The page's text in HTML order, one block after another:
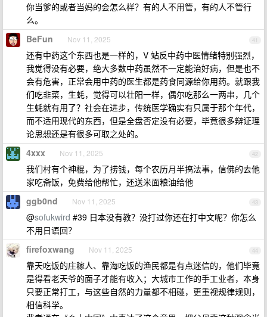
你当爹的或者当妈的会怎么样？有的人不用管，有的人不管行
么。
41
BeFun Nov 11, 2025
还有中药这个东西也是一样的，V 站反中药中医情绪特别强烈，
我觉得没有必要，绝大多数中药虽然不一定能治好病，但是也不
会有危害，正常会用中药的医生都是药食同源给你用药。就跟我
们吃韭菜，生蚝，觉得可以壮阳一样，偶尔吃那么一两串，几个
生蚝就有用了？社会在进步，传统医学确实有只属于那个年代，
而不适用现代的东西，但是全盘否定没有必要，毕竟很多辩证理
论思想还是有很多可取之处的。
42
4xxx Nov 11, 2025
我们村有个神棍，为了捞钱，每个农历月半搞法事，信佛的去他
家吃斋饭，免费给他帮忙，还送米面粮油给他
43
ggb0nd Nov 11, 2025
@sofukwird #39 日本没有教？没打过你还在打中文呢？你怎么
不用日语回？
44
firefoxwang Nov 11, 2025
靠天吃饭的庄稼人、靠海吃饭的渔民都是有点迷信的，他们毕竟
是得看老天爷的面子才能有收入；大城市工作的手工业者，本身
只要正常打工，与这些自然的力量都不相碰，更重视规律规则，
相信科学。